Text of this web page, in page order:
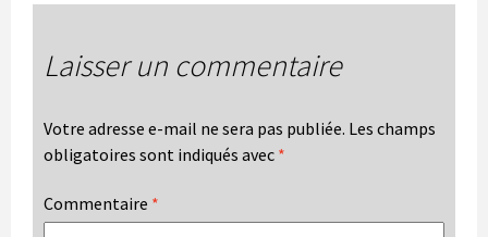
Laisser un commentaire
Votre adresse e-mail ne sera pas publiée. Les champs
obligatoires sont indiqués avec *
Commentaire *